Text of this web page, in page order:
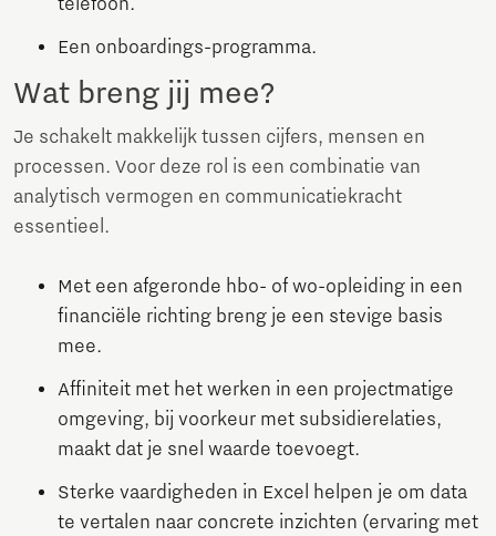
telefoon.
Een onboardings-programma.
Wat breng jij mee?
Je schakelt makkelijk tussen cijfers, mensen en
processen. Voor deze rol is een combinatie van
analytisch vermogen en communicatiekracht
essentieel.
Met een afgeronde hbo- of wo-opleiding in een
financiële richting breng je een stevige basis
mee.
Affiniteit met het werken in een projectmatige
omgeving, bij voorkeur met subsidierelaties,
maakt dat je snel waarde toevoegt.
Sterke vaardigheden in Excel helpen je om data
te vertalen naar concrete inzichten (ervaring met